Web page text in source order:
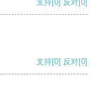
支持[0] 反对[0]
支持[0] 反对[0]